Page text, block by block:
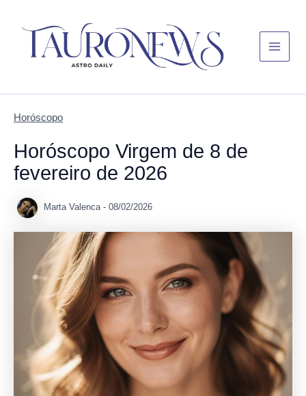
Menu
Horóscopo
Horóscopo Virgem de 8 de
fevereiro de 2026
Marta Valenca - 08/02/2026